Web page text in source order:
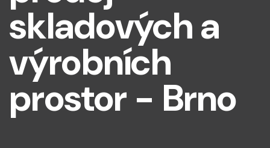
skladových a
výrobních
prostor - Brno